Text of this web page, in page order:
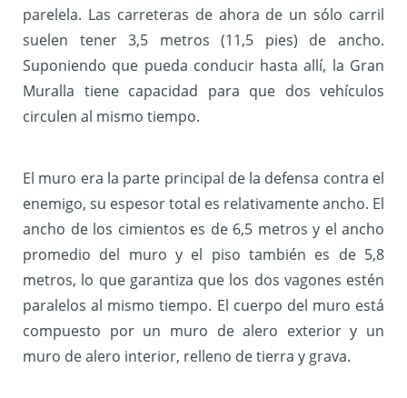
parelela. Las carreteras de ahora de un sólo carril
suelen tener 3,5 metros (11,5 pies) de ancho.
Suponiendo que pueda conducir hasta allí, la Gran
Muralla tiene capacidad para que dos vehículos
circulen al mismo tiempo.
El muro era la parte principal de la defensa contra el
enemigo, su espesor total es relativamente ancho. El
ancho de los cimientos es de 6,5 metros y el ancho
promedio del muro y el piso también es de 5,8
metros, lo que garantiza que los dos vagones estén
paralelos al mismo tiempo. El cuerpo del muro está
compuesto por un muro de alero exterior y un
muro de alero interior, relleno de tierra y grava.